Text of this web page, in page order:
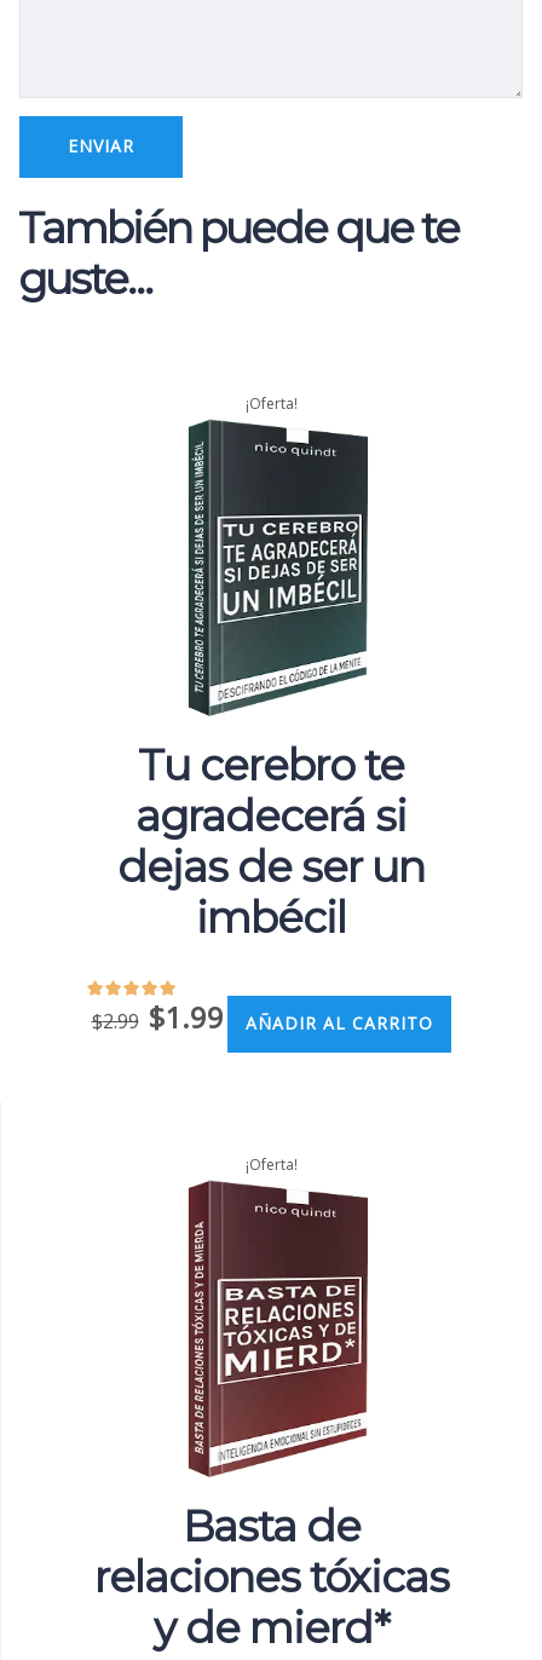
También puede que te
guste…
¡Oferta!
Tu cerebro te
agradecerá si
dejas de ser un
imbécil
$2.99 $1.99 AÑADIR AL CARRITO
¡Oferta!
Basta de
relaciones tóxicas
y de mierd*